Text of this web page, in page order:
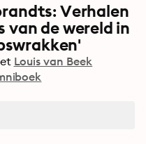
Verhalen
van de wereld in
Louis van Beek